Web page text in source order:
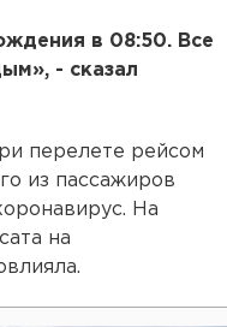
в 08:50. Все
- сказал
перелете рейсом
из пассажиров
На
на